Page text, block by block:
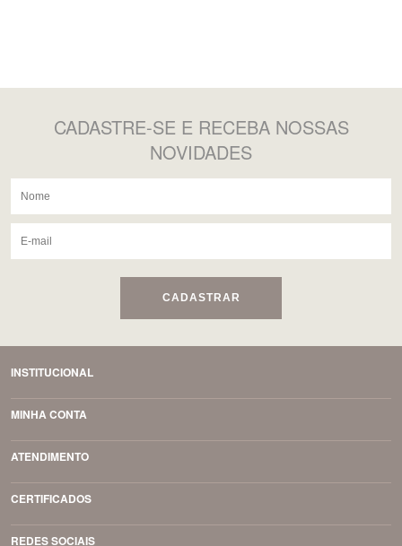
CADASTRE-SE E RECEBA NOSSAS
NOVIDADES
CADASTRAR
INSTITUCIONAL
MINHA CONTA
ATENDIMENTO
CERTIFICADOS
REDES SOCIAIS